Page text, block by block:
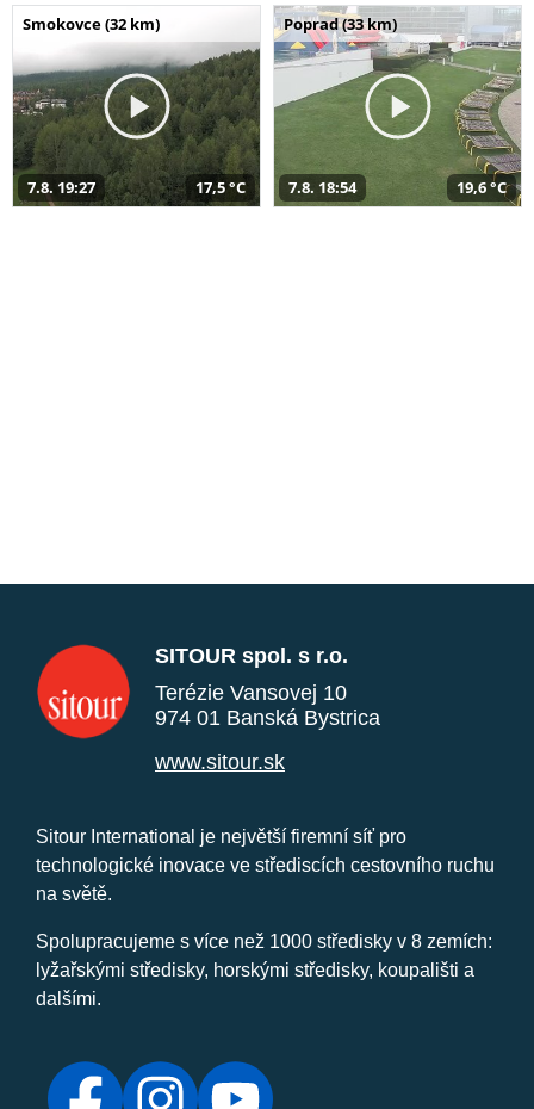
Smokovce (32 km)
7.8. 19:27 17,5 °C
Poprad (33 km)
7.8. 18:54 19,6 °C
SITOUR spol. s r.o.
Terézie Vansovej 10
974 01 Banská Bystrica
www.sitour.sk
Sitour International je největší firemní síť pro
technologické inovace ve střediscích cestovního ruchu
na světě.
Spolupracujeme s více než 1000 středisky v 8 zemích:
lyžařskými středisky, horskými středisky, koupališti a
dalšími.